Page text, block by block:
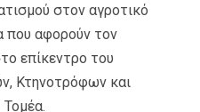
στον αγροτικό
που αφορούν τον
επίκεντρο του
Κτηνοτρόφων και